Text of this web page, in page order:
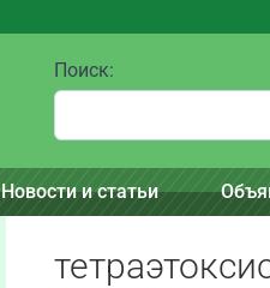
Поиск:
Новости и статьи